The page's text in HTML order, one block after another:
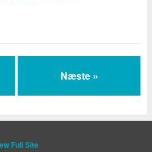
Næste »
Full Site